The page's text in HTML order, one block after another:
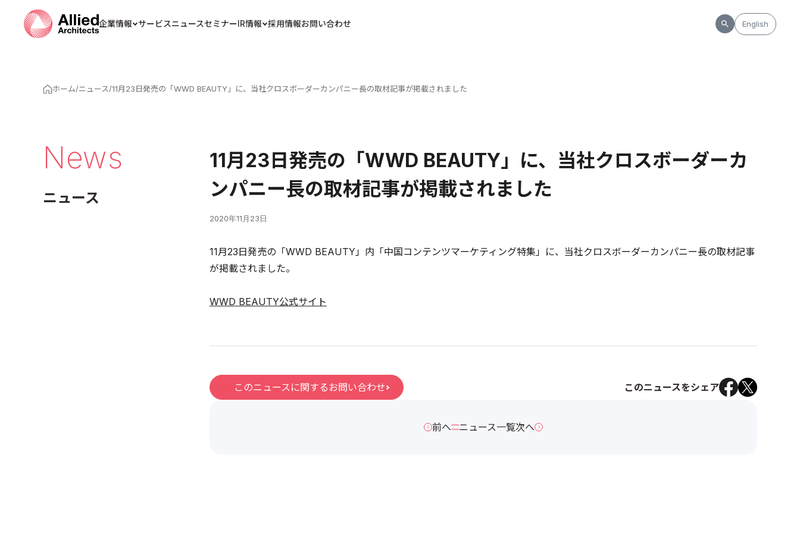
企業情報 サービスニュースセミナーIR情報 採用情報お問い合わせ English
ホーム/ニュース/11月23日発売の「WWD BEAUTY」に、当社クロスボーダーカンパニー長の取材記事が掲載されました
News
ニュース
11月23日発売の「WWD BEAUTY」に、当社クロスボーダーカ
ンパニー長の取材記事が掲載されました
2020年11月23日
11月23日発売の「WWD BEAUTY」内「中国コンテンツマーケティング特集」に、当社クロスボーダーカンパニー長の取材記事
が掲載されました。
WWD BEAUTY公式サイト
このニュースに関するお問い合わせ このニュースをシェア
前へ ニュース一覧次へ